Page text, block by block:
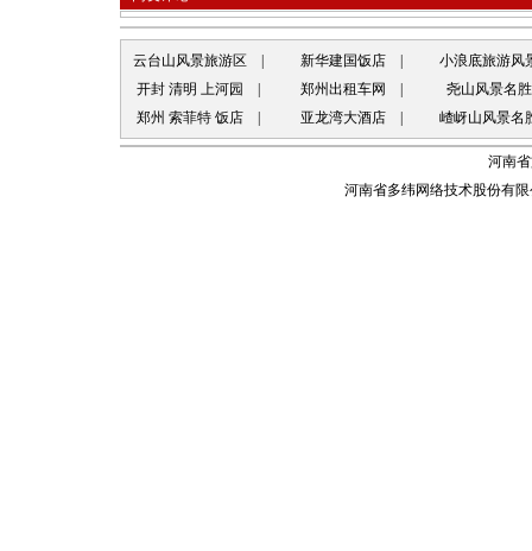
云台山风景旅游区 新华建国饭店|
小浪底旅游风
开封 清明 上河园
郑州出租车网
尧山风景名
郑州 索菲特 饭店| 亚龙湾大酒店| 嵖岈山风景名
河南
河南省多纬网络技术股份有